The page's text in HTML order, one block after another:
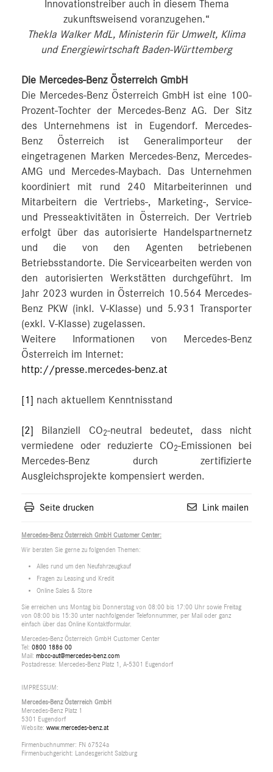
Innovationstreiber auch in diesem Thema
zukunftsweisend voranzugehen.“
Thekla Walker MdL, Ministerin für Umwelt, Klima
und Energiewirtschaft Baden-Württemberg
Die Mercedes-Benz Österreich GmbH
Die Mercedes-Benz Österreich GmbH ist eine 100-
Prozent-Tochter der Mercedes-Benz AG. Der Sitz
des Unternehmens ist in Eugendorf. Mercedes-
Benz Österreich ist Generalimporteur der
eingetragenen Marken Mercedes-Benz, Mercedes-
AMG und Mercedes-Maybach. Das Unternehmen
koordiniert mit rund 240 Mitarbeiterinnen und
Mitarbeitern die Vertriebs-, Marketing-, Service-
und Presseaktivitäten in Österreich. Der Vertrieb
erfolgt über das autorisierte Handelspartnernetz
und die von den Agenten betriebenen
Betriebsstandorte. Die Servicearbeiten werden von
den autorisierten Werkstätten durchgeführt. Im
Jahr 2023 wurden in Österreich 10.564 Mercedes-
Benz PKW (inkl. V-Klasse) und 5.931 Transporter
(exkl. V-Klasse) zugelassen.
Weitere Informationen von Mercedes-Benz
Österreich im Internet:
http://presse.mercedes-benz.at
[1] nach aktuellem Kenntnisstand
[2] Bilanziell CO2-neutral bedeutet, dass nicht
vermiedene oder reduzierte CO2-Emissionen bei
Mercedes-Benz durch zertifizierte
Ausgleichsprojekte kompensiert werden.
Seite drucken Link mailen
Mercedes-Benz Österreich GmbH Customer Center:
Wir beraten Sie gerne zu folgenden Themen:
Alles rund um den Neufahrzeugkauf
Fragen zu Leasing und Kredit
Online Sales & Store
Sie erreichen uns Montag bis Donnerstag von 08:00 bis 17:00 Uhr sowie Freitag
von 08:00 bis 15:30 unter nachfolgender Telefonnummer, per Mail oder ganz
einfach über das Online Kontaktformular.
Mercedes-Benz Österreich GmbH Customer Center
Tel: 0800 1886 00
Mail: mbcc-aut@mercedes-benz.com
Postadresse: Mercedes-Benz Platz 1, A-5301 Eugendorf
IMPRESSUM:
Mercedes-Benz Österreich GmbH
Mercedes-Benz Platz 1
5301 Eugendorf
Website: www.mercedes-benz.at
Firmenbuchnummer: FN 67524a
Firmenbuchgericht: Landesgericht Salzburg